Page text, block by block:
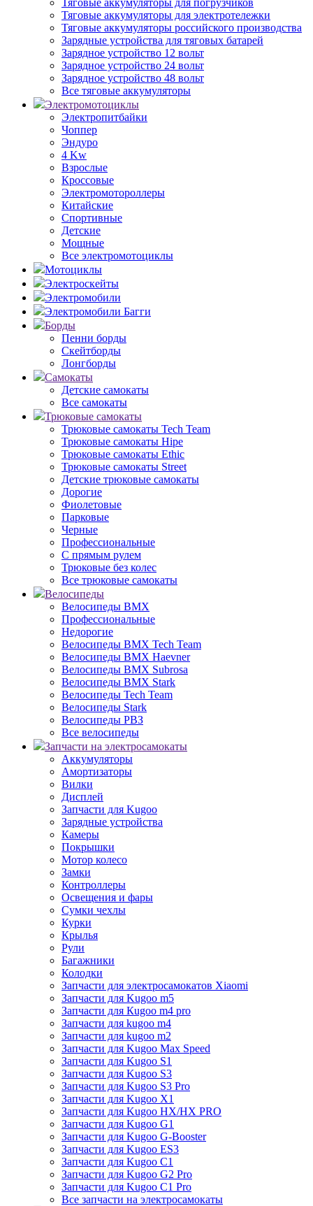
Тяговые аккумуляторы для погрузчиков
Тяговые аккумуляторы для электротележки
Тяговые аккумуляторы российского производства
Зарядные устройства для тяговых батарей
Зарядное устройство 12 вольт
Зарядное устройство 24 вольт
Зарядное устройство 48 вольт
Все тяговые аккумуляторы
Электромотоциклы
Электропитбайки
Чоппер
Эндуро
4 Kw
Взрослые
Кроссовые
Электромотороллеры
Китайские
Спортивные
Детские
Мощные
Все электромотоциклы
Мотоциклы
Электроскейты
Электромобили
Электромобили Багги
Борды
Пенни борды
Скейтборды
Лонгборды
Самокаты
Детские самокаты
Все самокаты
Трюковые самокаты
Трюковые самокаты Tech Team
Трюковые самокаты Hipe
Трюковые самокаты Ethic
Трюковые самокаты Street
Детские трюковые самокаты
Дорогие
Фиолетовые
Парковые
Черные
Профессиональные
С прямым рулем
Трюковые без колес
Все трюковые самокаты
Велосипеды
Велосипеды BMX
Профессиональные
Недорогие
Велосипеды BMX Tech Team
Велосипеды BMX Haevner
Велосипеды BMX Subrosa
Велосипеды BMX Stark
Велосипеды Tech Team
Велосипеды Stark
Велосипеды РВЗ
Все велосипеды
Запчасти на электросамокаты
Аккумуляторы
Амортизаторы
Вилки
Дисплей
Запчасти для Kugoo
Зарядные устройства
Камеры
Покрышки
Мотор колесо
Замки
Контроллеры
Освещения и фары
Сумки чехлы
Курки
Крылья
Рули
Багажники
Колодки
Запчасти для электросамокатов Xiaomi
Запчасти для Kugoo m5
Запчасти для Кugoo m4 pro
Запчасти для kugoo m4
Запчасти для kugoo m2
Запчасти для Kugoo Max Speed
Запчасти для Kugoo S1
Запчасти для Kugoo S3
Запчасти для Kugoo S3 Pro
Запчасти для Kugoo X1
Запчасти для Kugoo HX/HX PRO
Запчасти для Kugoo G1
Запчасти для Kugoo G-Booster
Запчасти для Kugoo ES3
Запчасти для Kugoo C1
Запчасти для Kugoo G2 Pro
Запчасти для Kugoo C1 Pro
Все запчасти на электросамокаты